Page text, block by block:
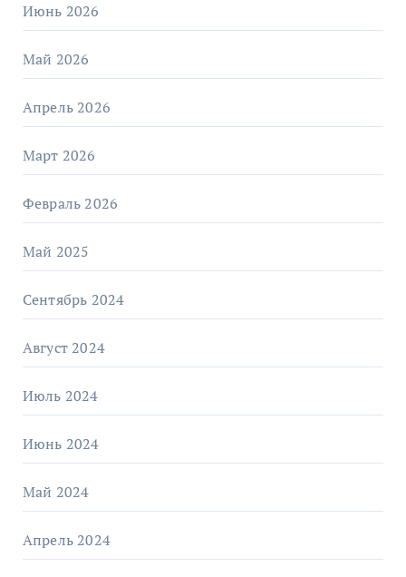
Июнь 2026
Май 2026
Апрель 2026
Март 2026
Февраль 2026
Май 2025
Сентябрь 2024
Август 2024
Июль 2024
Июнь 2024
Май 2024
Апрель 2024